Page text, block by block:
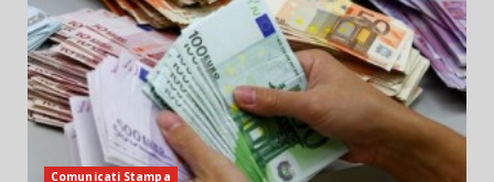
Comunicati Stampa